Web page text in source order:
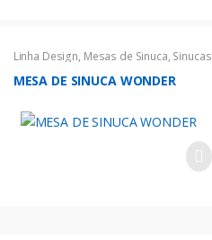
Linha Design, Mesas de Sinuca, Sinucas
MESA DE SINUCA WONDER